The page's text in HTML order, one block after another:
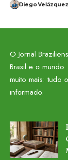
Diego Velázquez
O Jornal
Brasil e o
muito mais: tudo
informado.